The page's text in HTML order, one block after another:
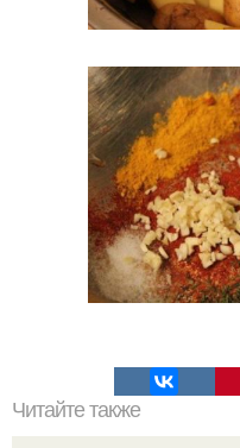
Читайте также